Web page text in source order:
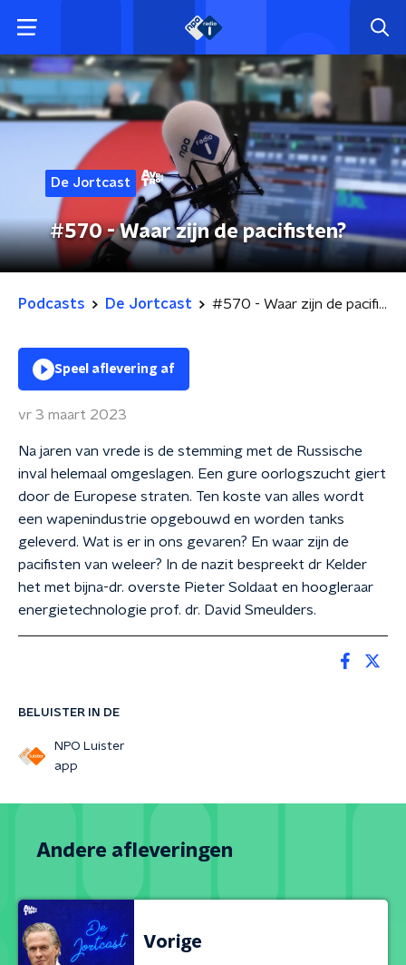
De Jortcast
#570 - Waar zijn de pacifisten?
Podcasts De Jortcast #570 - Waar zijn de pacifisten?
BELUISTER IN DE
NPO Luister
app
Speel aflevering af
vr 3 maart 2023
Na jaren van vrede is de stemming met de Russische
inval helemaal omgeslagen. Een gure oorlogszucht giert
door de Europese straten. Ten koste van alles wordt
een wapenindustrie opgebouwd en worden tanks
geleverd. Wat is er in ons gevaren? En waar zijn de
pacifisten van weleer? In de nazit bespreekt dr Kelder
het met bijna-dr. overste Pieter Soldaat en hoogleraar
energietechnologie prof. dr. David Smeulders.
Andere afleveringen
Vorige